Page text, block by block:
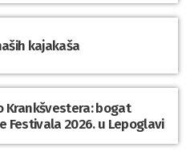
kajakaša
Krankšvestera: bogat
Festivala 2026. u Lepoglavi